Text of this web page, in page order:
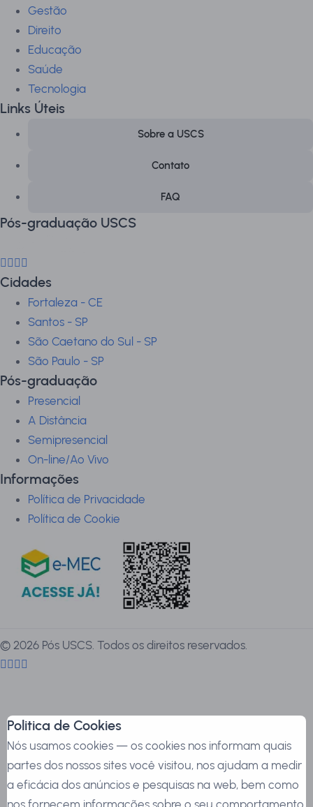
Gestão
Direito
Educação
Saúde
Tecnologia
Links Úteis
Sobre a USCS
Contato
FAQ
Pós-graduação USCS
Cidades
Fortaleza - CE
Santos - SP
São Caetano do Sul - SP
São Paulo - SP
Pós-graduação
Presencial
A Distância
Semipresencial
On-line/Ao Vivo
Informações
Política de Privacidade
Política de Cookie
© 2026 Pós USCS. Todos os direitos reservados.
Politica de Cookies
Nós usamos cookies — os cookies nos informam quais
partes dos nossos sites você visitou, nos ajudam a medir
a eficácia dos anúncios e pesquisas na web, bem como
nos fornecem informações sobre o seu comportamento